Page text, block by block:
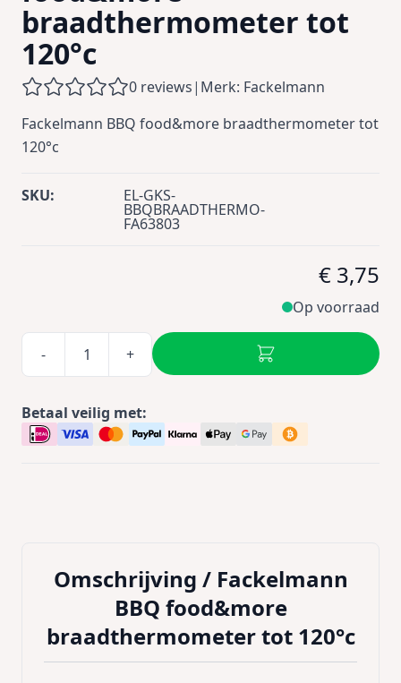
braadthermometer tot
120°c
0 reviews| Merk: Fackelmann
Fackelmann BBQ food&more braadthermometer tot
120°c
SKU: EL-GKS-
BBQBRAADTHERMO-
FA63803
€ 3,75
Op voorraad
- +
Betaal veilig met:
Omschrijving / Fackelmann
BBQ food&more
braadthermometer tot 120°c